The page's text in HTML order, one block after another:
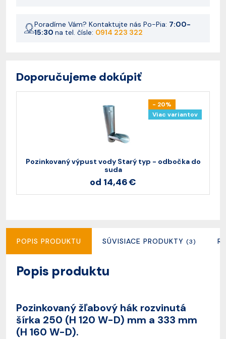
Poradíme Vám? Kontaktujte nás Po-Pia: 7:00-
15:30 na tel. čísle: 0914 223 322
Doporučujeme dokúpiť
- 20%
Viac variantov
Pozinkovaný výpust vody Starý typ - odbočka do
suda
od 14,46 €
POPIS PRODUKTU SÚVISIACE PRODUKTY (3)
Popis produktu
Pozinkovaný žľabový hák rozvinutá
šírka 250 (H 120 W-D) mm a 333 mm
(H 160 W-D).